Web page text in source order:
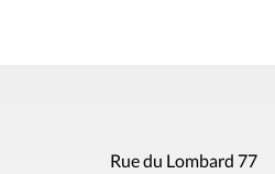
Rue du Lombard 77